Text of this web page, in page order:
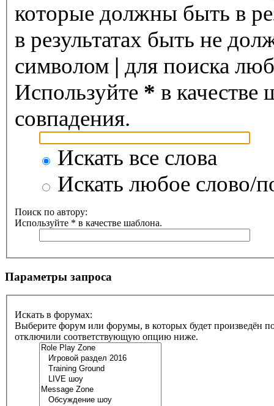
которые должны быть в
в результатах быть не
символом | для поиска
Используйте * в качестве
совпадения.
Искать все слова
Искать любое слово/
Поиск по автору:
Используйте * в качестве шаблона.
Параметры запроса
Искать в форумах:
Выберите форум или форумы, в которых будет произведён
отключили соответствующую опцию ниже.